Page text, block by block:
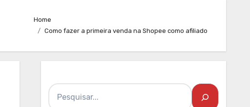
Home
Como fazer a primeira venda na Shopee como afiliado